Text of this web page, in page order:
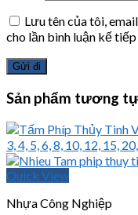
Lưu tên của tôi,
cho lần bình luận kế
Sản phẩm tương
Quick View
Nhựa Công Nghiệp